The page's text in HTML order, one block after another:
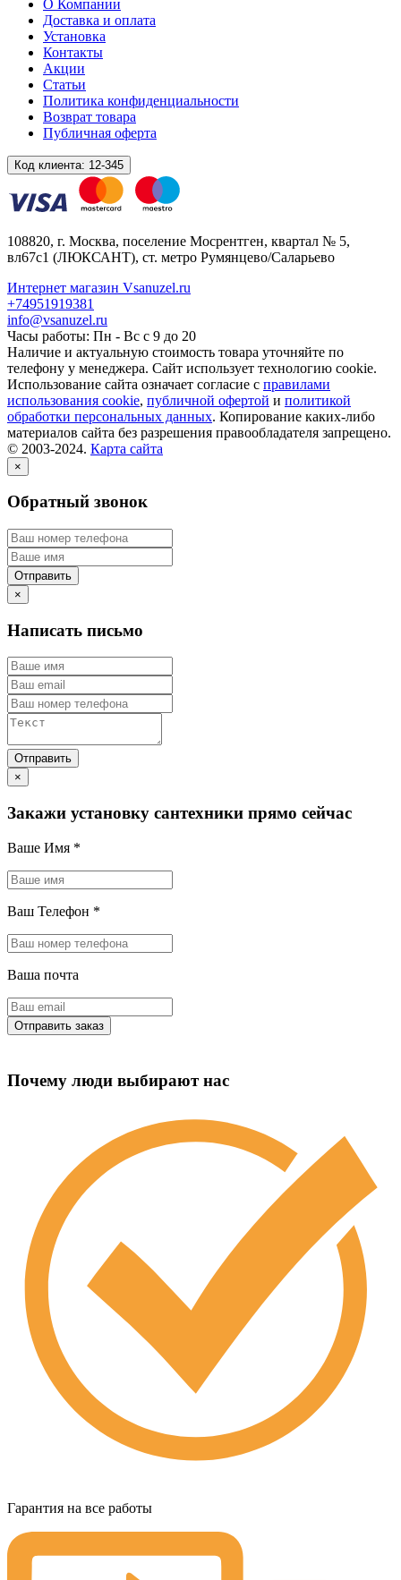
О Компании
Доставка и оплата
Установка
Контакты
Акции
Статьи
Политика конфиденциальности
Возврат товара
Публичная оферта
Код клиента: 12-345
108820, г. Москва, поселение Мосрентген, квартал № 5,
вл67с1 (ЛЮКСАНТ), ст. метро Румянцево/Саларьево
Интернет магазин Vsanuzel.ru
+74951919381
info@vsanuzel.ru
Часы работы: Пн - Вс с 9 до 20
Наличие и актуальную стоимость товара уточняйте по
телефону у менеджера. Сайт использует технологию cookie.
Использование сайта означает согласие с правилами
использования cookie, публичной офертой и политикой
обработки персональных данных. Копирование каких-либо
материалов сайта без разрешения правообладателя запрещено.
© 2003-2024. Карта сайта
×
Обратный звонок
×
Написать письмо
×
Закажи установку сантехники прямо сейчас
Ваше Имя *
Ваш Телефон *
Ваша почта
Почему люди выбирают нас
Гарантия на все работы